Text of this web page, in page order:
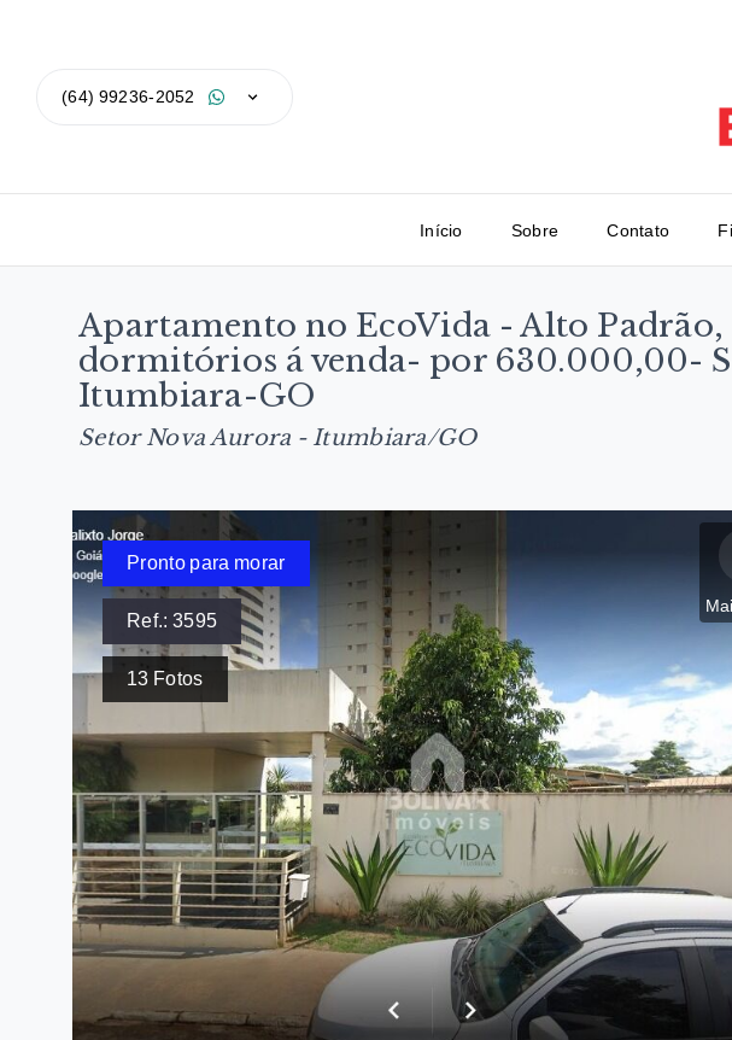
(64) 99236-2052
Início Sobre Contato
Apartamento no EcoVida - Alto
dormitórios á venda- por 630.000,00-
Itumbiara-GO
Setor Nova Aurora - Itumbiara/GO
Pronto para morar
Ref.:3595
13 Fotos